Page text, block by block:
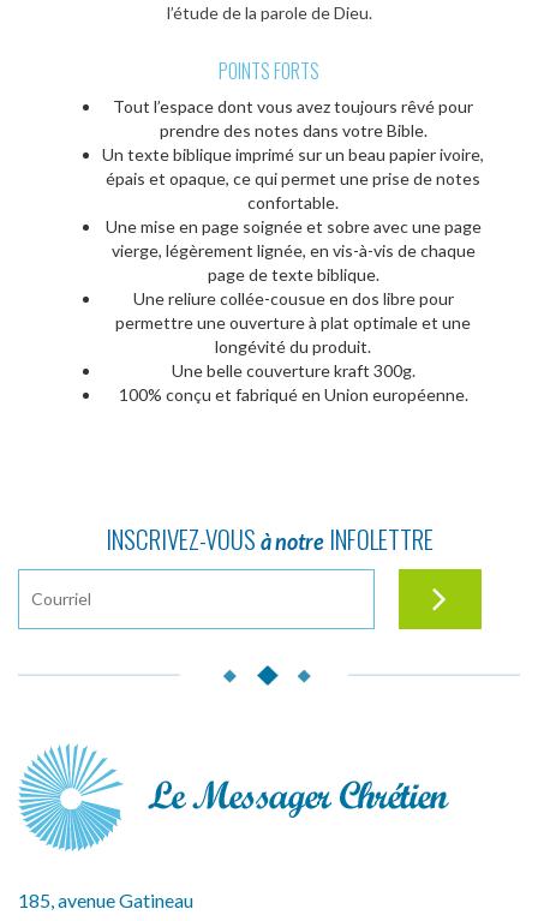
l’étude de la parole de Dieu.
POINTS FORTS
Tout l’espace dont vous avez toujours rêvé pour
prendre des notes dans votre Bible.
Un texte biblique imprimé sur un beau papier ivoire,
épais et opaque, ce qui permet une prise de notes
confortable.
Une mise en page soignée et sobre avec une page
vierge, légèrement lignée, en vis-à-vis de chaque
page de texte biblique.
Une reliure collée-cousue en dos libre pour
permettre une ouverture à plat optimale et une
longévité du produit.
Une belle couverture kraft 300g.
100% conçu et fabriqué en Union européenne.
INSCRIVEZ-VOUS à notreINFOLETTRE
185, avenue Gatineau